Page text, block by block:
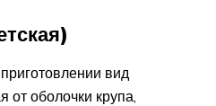
вид
оболочки крупа,